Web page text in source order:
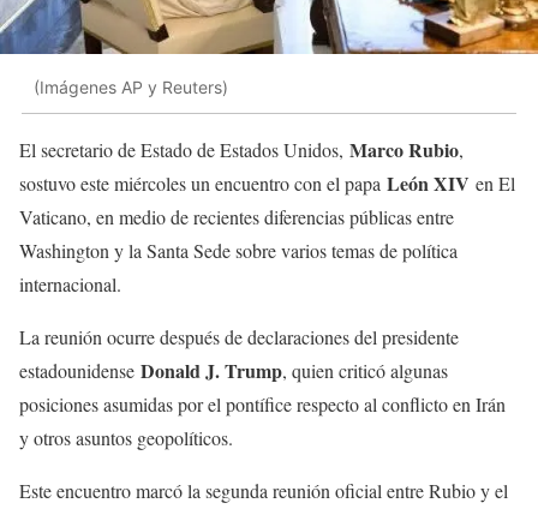
(Imágenes AP y Reuters)
El secretario de Estado de Estados Unidos, Marco Rubio,
sostuvo este miércoles un encuentro con el papa León XIV en El
Vaticano, en medio de recientes diferencias públicas entre
Washington y la Santa Sede sobre varios temas de política
internacional.
La reunión ocurre después de declaraciones del presidente
estadounidense Donald J. Trump, quien criticó algunas
posiciones asumidas por el pontífice respecto al conflicto en Irán
y otros asuntos geopolíticos.
Este encuentro marcó la segunda reunión oficial entre Rubio y el